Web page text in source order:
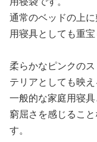
通常のベッドの上
用寝具としても重宝
柔らかなピンクの
テリアとしても映え
一般的な家庭用寝
窮屈さを感じるこ
す。